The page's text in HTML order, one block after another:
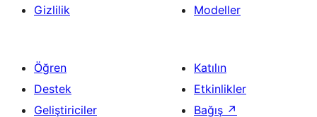
Gizlilik
Modeller
Öğren
Destek
Geliştiriciler
Katılın
Etkinlikler
Bağış ↗